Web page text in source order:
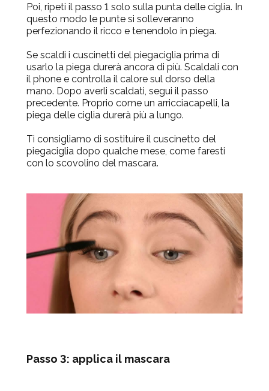
Poi, ripeti il passo 1 solo sulla punta delle ciglia. In
questo modo le punte si solleveranno
perfezionando il ricco e tenendolo in piega.
Se scaldi i cuscinetti del piegaciglia prima di
usarlo la piega durerà ancora di più. Scaldali con
il phone e controlla il calore sul dorso della
mano. Dopo averli scaldati, segui il passo
precedente. Proprio come un arricciacapelli, la
piega delle ciglia durerà più a lungo.
Ti consigliamo di sostituire il cuscinetto del
piegaciglia dopo qualche mese, come faresti
con lo scovolino del mascara.
Passo 3: applica il mascara